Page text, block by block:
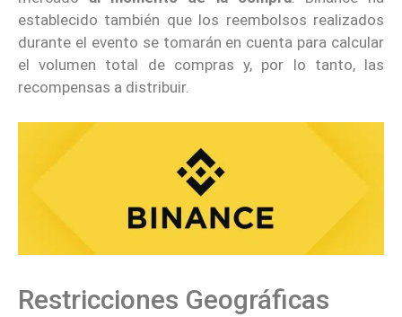
establecido también que los reembolsos realizados
durante el evento se tomarán en cuenta para calcular
el volumen total de compras y, por lo tanto, las
recompensas a distribuir.
Restricciones Geográficas